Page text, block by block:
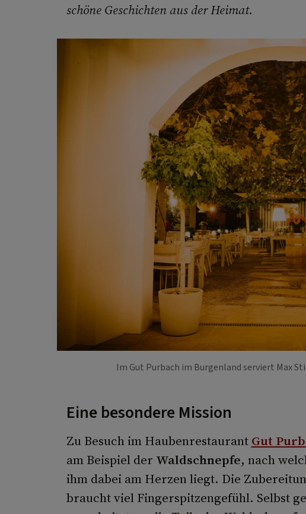
schöne Geschichten aus der Heimat.
Im Gut Purbach im Burgenland serviert Max
Eine besondere Mission
Zu Besuch im Haubenrestaurant Gut
am Beispiel der Waldschnepfe, nach
ihm dabei am Herzen liegt. Die
braucht viel Fingerspitzengefühl. Selbst